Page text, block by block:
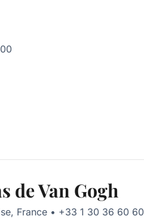
de Van Gogh
France • +33 1 30 36 60 60